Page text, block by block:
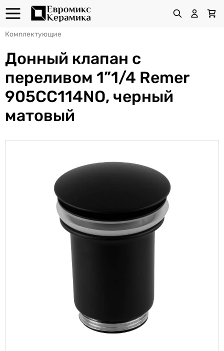
Комплектующие
Донный клапан с
переливом 1”1/4 Remer
905CC114NO, черный
матовый